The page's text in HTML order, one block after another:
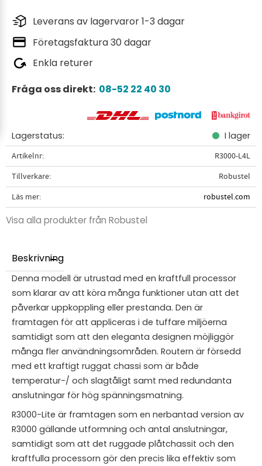
Leverans av lagervaror 1-3 dagar
Företagsfaktura 30 dagar
Enkla returer
Fråga oss direkt: 08-52 22 40 30
Lagerstatus I lager
Artikelnr
R3000-L4L
Tillverkare
Robustel
Läs mer
robustel.com
Visa alla produkter från Robustel
Beskrivning
Denna modell är utrustad med en kraftfull processor
som klarar av att köra många funktioner utan att det
påverkar uppkoppling eller prestanda. Den är
framtagen för att appliceras i de tuffare miljöerna
samtidigt som att den eleganta designen möjliggör
många fler användningsområden. Routern är försedd
med ett kraftigt ruggat chassi som är både
temperatur-/ och slagtåligt samt med redundanta
anslutningar för hög spänningsmatning.
R3000-Lite är framtagen som en nerbantad version av
R3000 gällande utformning och antal anslutningar,
samtidigt som att det ruggade plåtchassit och den
kraftfulla processorn gör den precis lika effektiv som